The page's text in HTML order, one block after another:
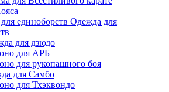
Одежда для
для дзюдо
для АРБ
для рукопашного боя
для Самбо
для Тхэквондо